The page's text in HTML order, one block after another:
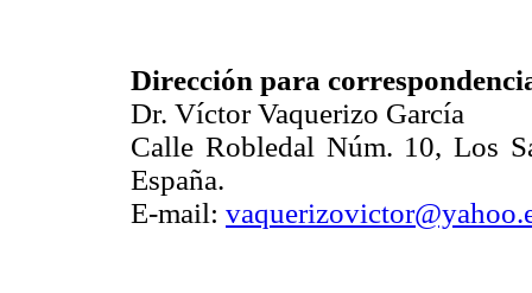
Dirección para
Dr. Víctor Vaquerizo García
Calle Robledal Núm. 10, Los
España.
E-mail: